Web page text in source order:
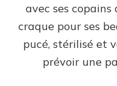
avec ses copains
craque pour ses
pucé, stérilisé et
prévoir une